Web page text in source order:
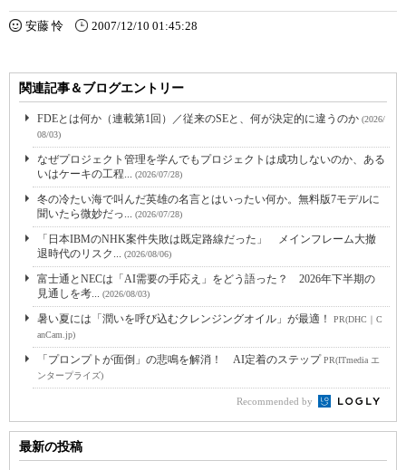
安藤 怜 2007/12/10 01:45:28
関連記事＆ブログエントリー
FDEとは何か（連載第1回）／従来のSEと、何が決定的に違うのか (2026/
08/03)
なぜプロジェクト管理を学んでもプロジェクトは成功しないのか、ある
いはケーキの工程... (2026/07/28)
冬の冷たい海で叫んだ英雄の名言とはいったい何か。無料版7モデルに
聞いたら微妙だっ... (2026/07/28)
「日本IBMのNHK案件失敗は既定路線だった」 メインフレーム大撤
退時代のリスク... (2026/08/06)
富士通とNECは「AI需要の手応え」をどう語った？ 2026年下半期の
見通しを考... (2026/08/03)
暑い夏には「潤いを呼び込むクレンジングオイル」が最適！
PR(DHC｜C
anCam.jp)
「プロンプトが面倒」の悲鳴を解消！ AI定着のステップPR(ITmedia エ
ンタープライズ)
Recommended by
最新の投稿